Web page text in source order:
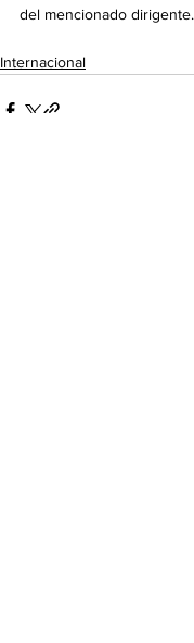
del mencionado dirigente.
Internacional